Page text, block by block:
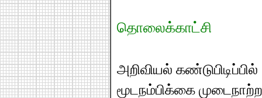
தொலைக்காட்சி
அறிவியல் கண்டுபிடிப்பில்
மூடநம்பிக்கை